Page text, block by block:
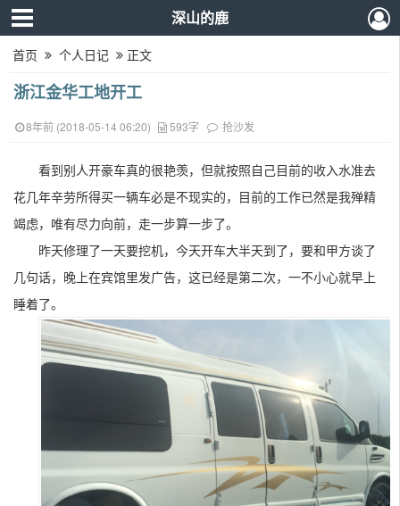
深山的鹿
首页 个人日记 正文
浙江金华工地开工
8年前 (2018-05-14 06:20) 593字 抢沙发
看到别人开豪车真的很艳羡，但就按照自己目前的收入水准去
花几年辛劳所得买一辆车必是不现实的，目前的工作已然是我殚精
竭虑，唯有尽力向前，走一步算一步了。
昨天修理了一天要挖机，今天开车大半天到了，要和甲方谈了
几句话，晚上在宾馆里发广告，这已经是第二次，一不小心就早上
睡着了。